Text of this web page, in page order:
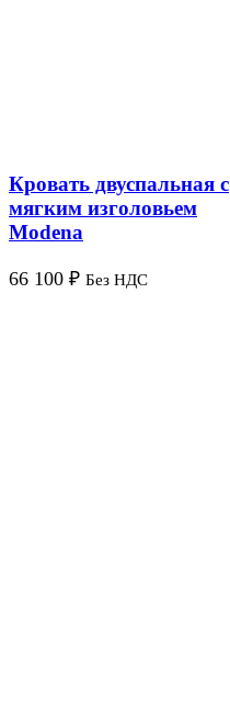
Кровать двуспальная с
мягким изголовьем
Modena
66 100 ₽ Без НДС